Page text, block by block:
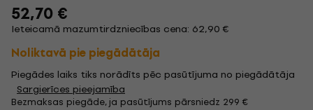
52,70 €
Ieteicamā mazumtirdzniecības cena: 62,90 €
Noliktavā pie piegādātāja
Piegādes laiks tiks norādīts pēc pasūtījuma no piegādātāja
Sargierīces pieejamība
Bezmaksas piegāde, ja pasūtījums pārsniedz 299 €